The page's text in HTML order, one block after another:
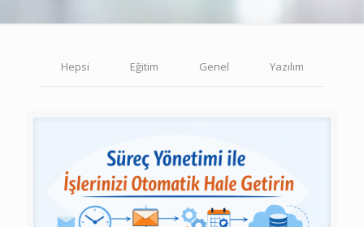
Hepsi Eğitim Genel Yazılım